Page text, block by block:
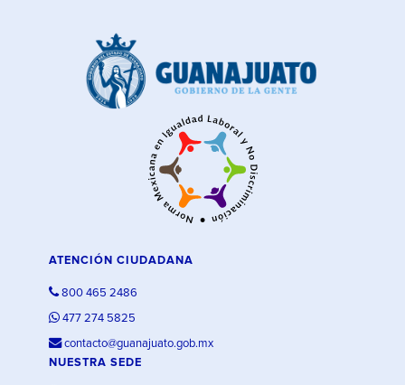
ATENCIÓN CIUDADANA
800 465 2486
477 274 5825
contacto@guanajuato.gob.mx
NUESTRA SEDE